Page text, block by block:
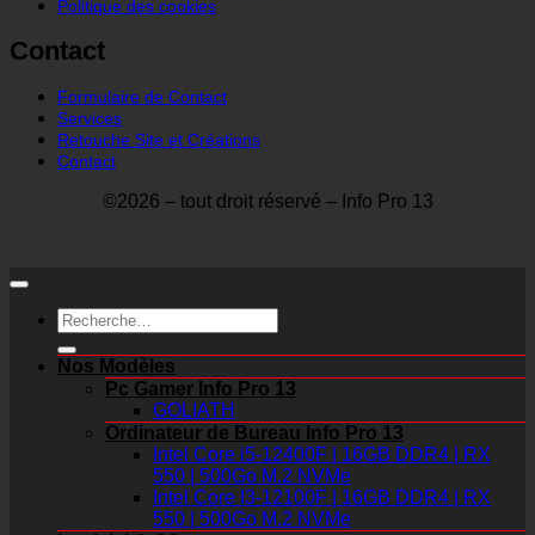
Politique des cookies
Contact
Formulaire de Contact
Services
Retouche Site et Créations
Contact
©2026 – tout droit réservé – Info Pro 13
Recherche
pour :
Nos Modèles
Pc Gamer Info Pro 13
GOLIATH
Ordinateur de Bureau Info Pro 13
Intel Core i5-12400F | 16GB DDR4 | RX
550 | 500Go M.2 NVMe
Intel Core I3-12100F | 16GB DDR4 | RX
550 | 500Go M.2 NVMe